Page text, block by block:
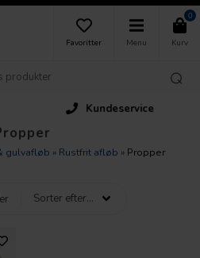
Favoritter Menu
0
Kurv
Kundeservice
gulvafløb » Rustfrit afløb » Propper